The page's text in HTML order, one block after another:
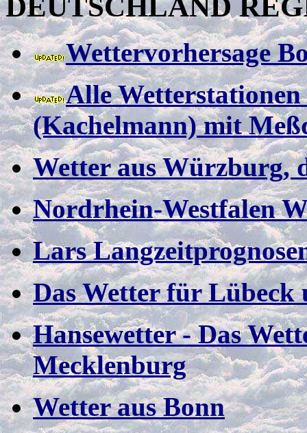
DEUTSCHLAND
Wettervorhersage
Alle
(Kachelmann) mit
Wetter aus Würzburg,
Nordrhein-Westfalen
Lars
Das Wetter für Lübeck
Hansewetter - Das
Mecklenburg
Wetter aus Bonn